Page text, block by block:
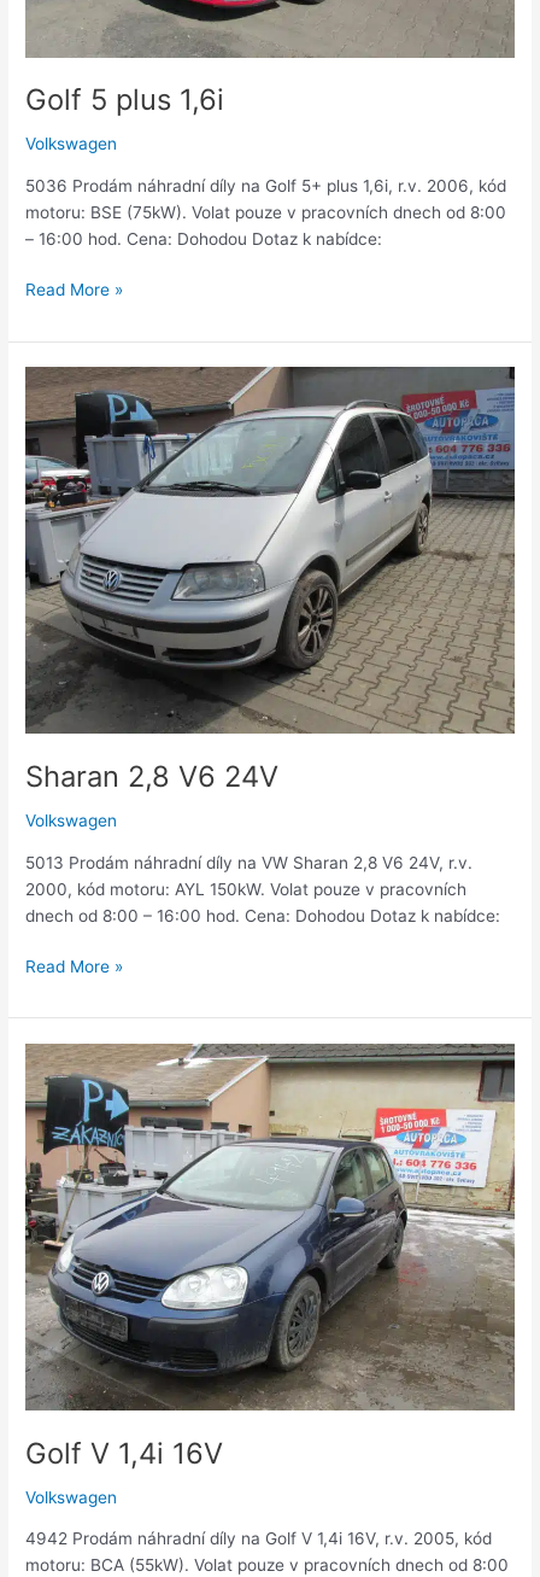
Golf 5 plus 1,6i
Volkswagen
5036 Prodám náhradní díly na Golf 5+ plus 1,6i, r.v. 2006, kód
motoru: BSE (75kW). Volat pouze v pracovních dnech od 8:00
– 16:00 hod. Cena: Dohodou Dotaz k nabídce:
Read More »
Sharan 2,8 V6 24V
Volkswagen
5013 Prodám náhradní díly na VW Sharan 2,8 V6 24V, r.v.
2000, kód motoru: AYL 150kW. Volat pouze v pracovních
dnech od 8:00 – 16:00 hod. Cena: Dohodou Dotaz k nabídce:
Sharan
2,8
V6
24V
Read More »
Golf V 1,4i 16V
Volkswagen
4942 Prodám náhradní díly na Golf V 1,4i 16V, r.v. 2005, kód
motoru: BCA (55kW). Volat pouze v pracovních dnech od 8:00
Golf
V
1,4i
16V